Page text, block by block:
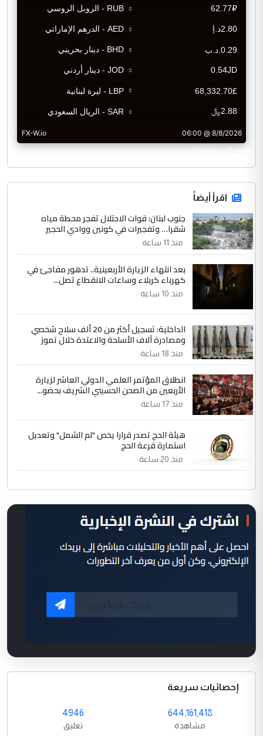
CurrencyRate
اقرأ أيضاً
جنوب لبنان: قوات الاحتلال تفجر محطة مياه
شقرا… وتفجيرات في كونين ووادي الحجير
منذ 11 ساعة
بعد انتهاء الزيارة الأربعينية.. تدهور مفاجئ في
كهرباء كربلاء وساعات الانقطاع تصل...
منذ 10 ساعة
الداخلية: تسجيل أكثر من 20 ألف سلاح شخصي
ومصادرة آلاف الأسلحة والاعتدة خلال تموز
منذ 18 ساعة
انطلاق المؤتمر العلمي الدولي العاشر لزيارة
الأربعين من الصحن الحسيني الشريف بحضو...
منذ 17 ساعة
هيئة الحج تصدر قرارا يخص "لم الشمل" وتعديل
استمارة قرعة الحج
منذ 20 ساعة
إحصائيات سريعة
644,161,418
مشاهدة
4946
تعليق